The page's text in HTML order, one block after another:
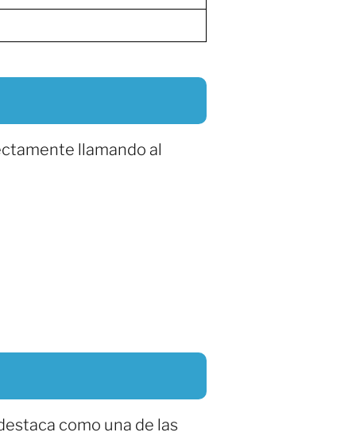
llamando al
como una de las